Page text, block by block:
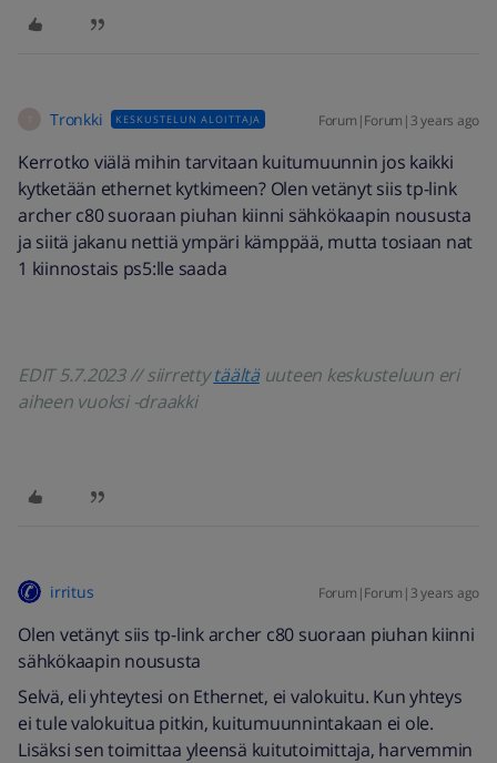
Tronkki KESKUSTELUN ALOITTAJA Forum|Forum|3 years ago
Kerrotko viälä mihin tarvitaan kuitumuunnin jos kaikki
kytketään ethernet kytkimeen? Olen vetänyt siis tp-link
archer c80 suoraan piuhan kiinni sähkökaapin noususta
ja siitä jakanu nettiä ympäri kämppää, mutta tosiaan nat
1 kiinnostais ps5:lle saada
EDIT 5.7.2023 // siirrettytäältäuuteen keskusteluun eri
aiheen vuoksi -draakki
irritus Forum|Forum|3 years ago
Olen vetänyt siis tp-link archer c80 suoraan piuhan kiinni
sähkökaapin noususta
Selvä, eli yhteytesi on Ethernet, ei valokuitu. Kun yhteys
ei tule valokuitua pitkin, kuitumuunnintakaan ei ole.
Lisäksi sen toimittaa yleensä kuitutoimittaja, harvemmin